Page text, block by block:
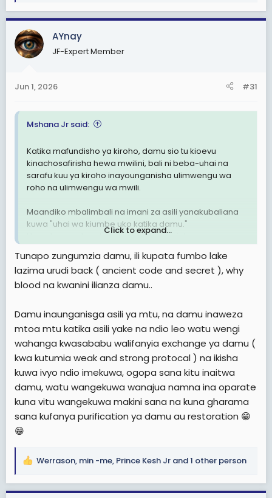
a
c
t
i
s
AYnay
JF-Expert Member
Jun 1, 2026 #31
Mshana Jr said:
Katika mafundisho ya kiroho, damu sio tu kioevu
kinachosafirisha hewa mwilini, bali ni beba-uhai na
sarafu kuu ya kiroho inayounganisha ulimwengu wa
roho na ulimwengu wa mwili.
Maandiko mbalimbali na imani za asili yanakubaliana
kuwa "uhai wa kiumbe uko katika damu."
Hapa kuna uchambuzi wa kina wa jinsi damu
ulimwengu wa giza:
1. Damu Kama Lango na Kiunganishi (Spiritual Portal)
Damu ina sauti katika ulimwengu wa roho.
Inapomwagika, iwe kwa haki au kwa dhuluma, inaanza
kuongea na kudai jambo fulani (kama ilivyokuwa damu
ya Habili iliyomwagwa na Kaini
Click to expand...
Tunapo zungumzia damu, ili kupata fumbo lake
lazima urudi back ( ancient code and secret ), why
blood na kwanini ilianza damu..
Damu inaunganisga asili ya mtu, na damu inaweza
mtoa mtu katika asili yake na ndio leo watu wengi
wahanga kwasababu walifanyia exchange ya damu (
kwa kutumia weak and strong protocal ) na ikisha
kuwa ivyo ndio imekuwa, ogopa sana kitu inaitwa
damu, watu wangekuwa wanajua namna ina oparate
kuna vitu wangekuwa makini sana na kuna gharama
sana kufanya purification ya damu au restoration 😁
😁
R
a
Werrason, min -me, Prince Kesh Jr and 1 other person